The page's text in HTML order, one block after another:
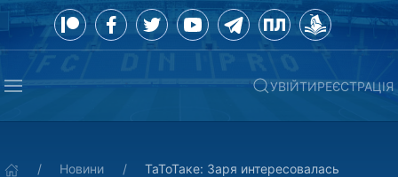
УВІЙТИРЕЄСТРАЦІЯ
Новини
ТаТоТаке: Заря интересовалась